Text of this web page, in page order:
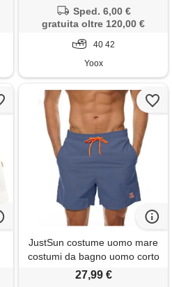
Sped. 6,00 €
gratuita oltre 120,00 €
40 42
Yoox
JustSun costume uomo mare
costumi da bagno uomo corto
piscina pantaloncini short surf
27,99 €